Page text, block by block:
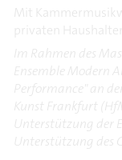
Mit
privaten Haushalten
Im Rahmen des
Ensemble Modern
Performance" an
Kunst Frankfurt
Unterstützung der
Unterstützung des